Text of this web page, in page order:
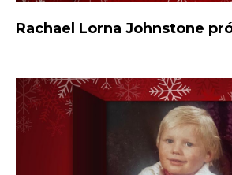
Rachael Lorna Johnstone